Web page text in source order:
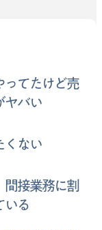
ってたけど売
ヤバい
くない
接業務に割
いる